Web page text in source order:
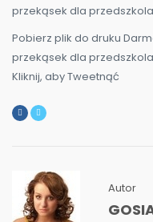
przekąsek dla
Pobierz plik do druku
przekąsek dla
Kliknij, aby Tweetnąć
Autor